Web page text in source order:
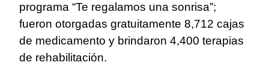
programa “Te regalamos una sonrisa”;
fueron otorgadas gratuitamente 8,712 cajas
de medicamento y brindaron 4,400 terapias
de rehabilitación.